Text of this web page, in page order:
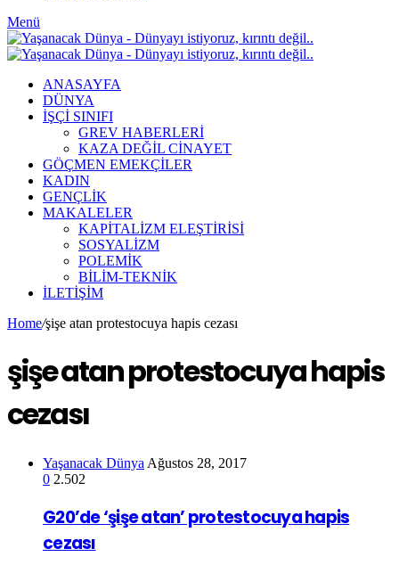
Menü
ANASAYFA
DÜNYA
İŞÇİ SINIFI
GREV HABERLERİ
KAZA DEĞİL CİNAYET
GÖÇMEN EMEKÇİLER
KADIN
GENÇLİK
MAKALELER
KAPİTALİZM ELEŞTİRİSİ
SOSYALİZM
POLEMİK
BİLİM-TEKNİK
ILETIŞIM
Home/şişe atan protestocuya hapis cezası
şişe atan protestocuya hapis
cezası
Yaşanacak Dünya Ağustos 28, 2017
0 2.502
G20’de ‘şişe atan’ protestocuya hapis
cezası